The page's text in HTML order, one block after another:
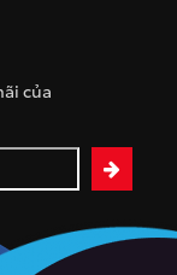
của